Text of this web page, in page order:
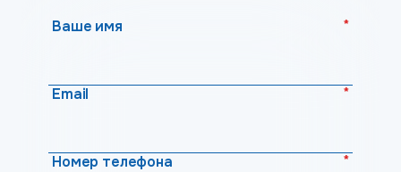
Ваше имя *
Email *
Номер телефона *